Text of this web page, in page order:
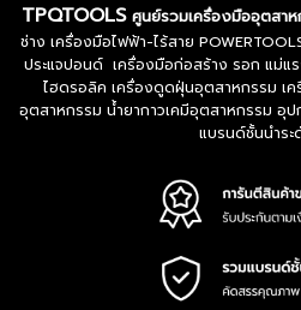
TPQTOOLS ศูนย์รวมเครื่องมืออุตสา
ช่าง เครื่องมือไฟฟ้า-ไร้สาย
ประแจปอนด์ เครื่องมือก่อสร้าง รอก แม่แ
ไฮดรอลิค เครื่องดูดฝุ่นอุตสาหกรรม เ
อุตสาหกรรม น้ำยากาวเคมีอุตสาหกรรม อุ
แบรนด์ชั้นนำระ